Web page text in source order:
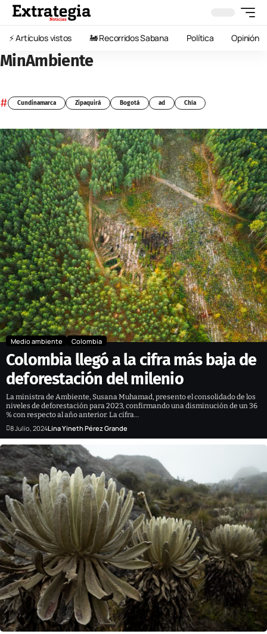
⚡️ Artículos vistos 🚂 Recorridos Sabana Política Opinión
MinAmbiente
# Cundinamarca Zipaquirá Bogotá ad Chía
Medio ambiente Colombia
Colombia llegó a la cifra más baja de
deforestación del milenio
La ministra de Ambiente, Susana Muhamad, presento el consolidado de los
niveles de deforestación para 2023, confirmando una disminución de un 36
% con respecto al año anterior. La cifra…
8 Julio, 2024Lina Yineth Pérez Grande